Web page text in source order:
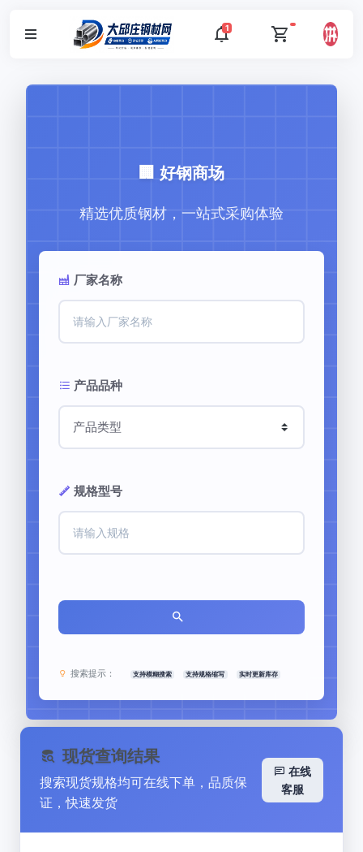
1
🏢 好钢商场
精选优质钢材，一站式采购体验
厂家名称
产品品种
规格型号
搜索提示： 支持模糊搜索 支持规格缩写 实时更新库存
现货查询结果
搜索现货规格均可在线下单，品质保
证，快速发货
在线
客服